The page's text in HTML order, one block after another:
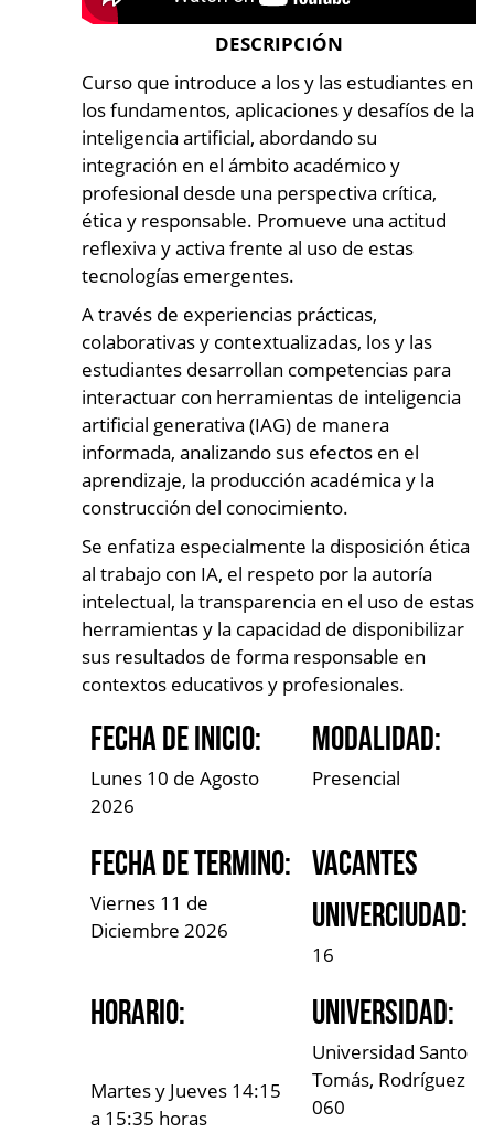
DESCRIPCIÓN
Curso que introduce a los y las estudiantes en
los fundamentos, aplicaciones y desafíos de la
inteligencia artificial, abordando su
integración en el ámbito académico y
profesional desde una perspectiva crítica,
ética y responsable. Promueve una actitud
reflexiva y activa frente al uso de estas
tecnologías emergentes.
A través de experiencias prácticas,
colaborativas y contextualizadas, los y las
estudiantes desarrollan competencias para
interactuar con herramientas de inteligencia
artificial generativa (IAG) de manera
informada, analizando sus efectos en el
aprendizaje, la producción académica y la
construcción del conocimiento.
Se enfatiza especialmente la disposición ética
al trabajo con IA, el respeto por la autoría
intelectual, la transparencia en el uso de estas
herramientas y la capacidad de disponibilizar
sus resultados de forma responsable en
contextos educativos y profesionales.
Fecha de Inicio:
Lunes 10 de Agosto
2026
Modalidad:
Presencial
Fecha de Termino:
Viernes 11 de
Diciembre 2026
Vacantes
UniverCiudad:
16
Horario:
Martes y Jueves 14:15
a 15:35 horas
Universidad:
Universidad Santo
Tomás, Rodríguez
060